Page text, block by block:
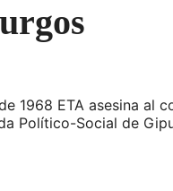
ETA asesina al
Político-Social de